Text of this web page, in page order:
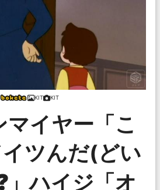
KIT KIT
マイヤー「こ
ツんだ(どい
」ハイジ「オ